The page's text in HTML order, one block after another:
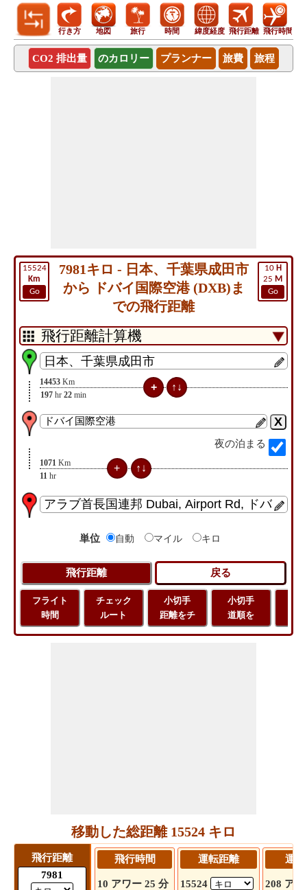
行き方 地図 旅行 時間 緯度経度 飛行距離 飛行時間
CO2 排出量 のカロリー プランナー 旅費 旅程
15524
Km
Go
10 H
25 M
Go
7981キロ - 日本、千葉県成田市
から ドバイ国際空港 (DXB)ま
での飛行距離
14453 Km
197 hr 22 min
夜の泊まる
1071 Km
11 hr
単位 自動 マイル キロ
フライト
時間
チェック
ルート
小切手
距離をチ
小切手
道順を
移動した総距離 15524 キロ
飛行距離
7981
飛行時間
10 アワー 25 分
運転距離
15524
運
208 ア